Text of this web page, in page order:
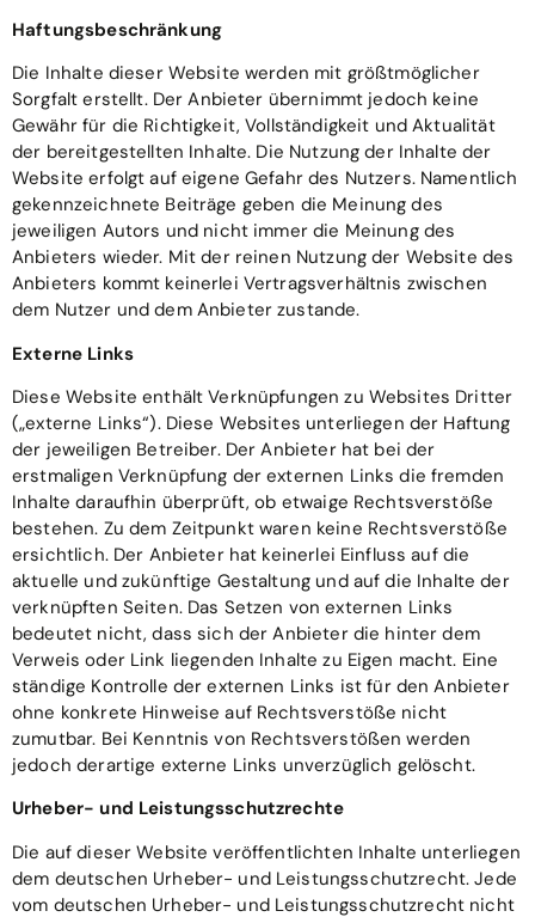
Haftungsbeschränkung
Die Inhalte dieser Website werden mit größtmöglicher
Sorgfalt erstellt. Der Anbieter übernimmt jedoch keine
Gewähr für die Richtigkeit, Vollständigkeit und Aktualität
der bereitgestellten Inhalte. Die Nutzung der Inhalte der
Website erfolgt auf eigene Gefahr des Nutzers. Namentlich
gekennzeichnete Beiträge geben die Meinung des
jeweiligen Autors und nicht immer die Meinung des
Anbieters wieder. Mit der reinen Nutzung der Website des
Anbieters kommt keinerlei Vertragsverhältnis zwischen
dem Nutzer und dem Anbieter zustande.
Externe Links
Diese Website enthält Verknüpfungen zu Websites Dritter
(„externe Links“). Diese Websites unterliegen der Haftung
der jeweiligen Betreiber. Der Anbieter hat bei der
erstmaligen Verknüpfung der externen Links die fremden
Inhalte daraufhin überprüft, ob etwaige Rechtsverstöße
bestehen. Zu dem Zeitpunkt waren keine Rechtsverstöße
ersichtlich. Der Anbieter hat keinerlei Einfluss auf die
aktuelle und zukünftige Gestaltung und auf die Inhalte der
verknüpften Seiten. Das Setzen von externen Links
bedeutet nicht, dass sich der Anbieter die hinter dem
Verweis oder Link liegenden Inhalte zu Eigen macht. Eine
ständige Kontrolle der externen Links ist für den Anbieter
ohne konkrete Hinweise auf Rechtsverstöße nicht
zumutbar. Bei Kenntnis von Rechtsverstößen werden
jedoch derartige externe Links unverzüglich gelöscht.
Urheber- und Leistungsschutzrechte
Die auf dieser Website veröffentlichten Inhalte unterliegen
dem deutschen Urheber- und Leistungsschutzrecht. Jede
vom deutschen Urheber- und Leistungsschutzrecht nicht